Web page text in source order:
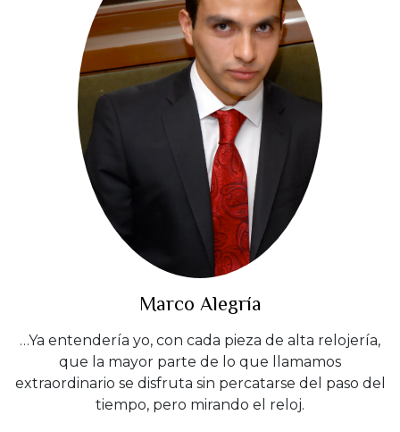
Marco Alegría
…Ya entendería yo, con cada pieza de alta relojería,
que la mayor parte de lo que llamamos
extraordinario se disfruta sin percatarse del paso del
tiempo, pero mirando el reloj.